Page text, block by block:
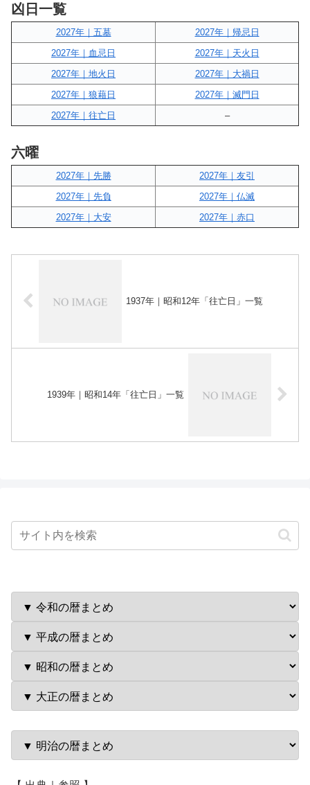
凶日一覧
2027年｜五墓
2027年｜帰忌日
2027年｜血忌日
2027年｜天火日
2027年｜地火日
2027年｜大禍日
2027年｜狼藉日
2027年｜滅門日
2027年｜往亡日
–
六曜
2027年｜先勝
2027年｜友引
2027年｜先負
2027年｜仏滅
2027年｜大安
2027年｜赤口
1937年｜昭和12年「往亡日」一覧
1939年｜昭和14年「往亡日」一覧